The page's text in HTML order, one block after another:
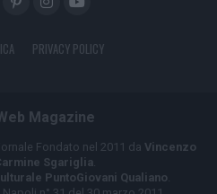
PRIVACY POLICY
Magazine
Fondato nel 2011 da Vincenzo
Sgariglia.
PuntoGiovani Qualiano.